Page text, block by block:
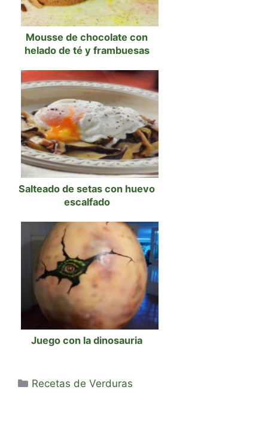
Mousse de chocolate con
helado de té y frambuesas
Salteado de setas con huevo
escalfado
Juego con la dinosauria
Categorías
Recetas de Verduras